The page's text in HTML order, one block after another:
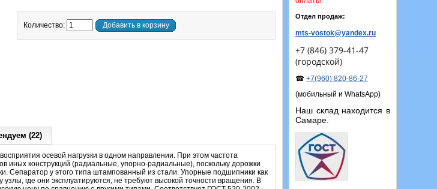
Отдел продаж:
mts-vostok@yandex.ru
+7 (846) 379-41-47
(городской)
☎ +7(960) 820-86-27
(мобильный и WhatsApp)
Наш склад находится в
Самаре.
Количество: Добавить в корзину
(22)
осевой нагрузки в одном направлении. При этом частота
конструкций (радиальные, упорно-радиальные), поскольку дорожки
Сепаратор у этого типа штампованный из стали. Упорные подшипники как
узлы, где они эксплуатируются, не требуют высокой точности вращения. В